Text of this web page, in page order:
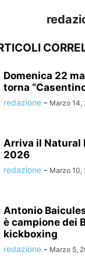
Domenica 22
torna
redazione - Marzo 14,
Arriva il Natural
2026
redazione - Marzo 10,
Antonio
è campione dei
kickboxing
redazione - Marzo 5,